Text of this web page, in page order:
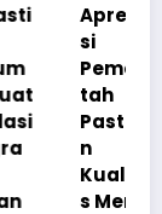
Apresia
Pemerin
Pastika
Kualita
s Menu